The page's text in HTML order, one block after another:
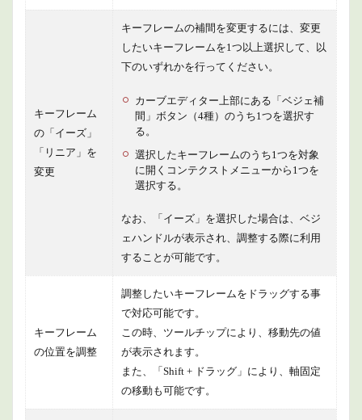
キーフレーム
の「イーズ」
「リニア」を
変更
キーフレームの補間を変更するには、変更
したいキーフレームを1つ以上選択して、以
下のいずれかを行ってください。
カーブエディター上部にある「ベジェ補
間」ボタン（4種）のうち1つを選択す
る。
選択したキーフレームのうち1つを対象
に開くコンテクストメニューから1つを
選択する。
なお、「イーズ」を選択した場合は、ベジ
ェハンドルが表示され、調整する際に利用
することが可能です。
キーフレーム
の位置を調整
調整したいキーフレームをドラッグする事
で対応可能です。
この時、ツールチップにより、移動先の値
が表示されます。
また、「Shift + ドラッグ」により、軸固定
の移動も可能です。